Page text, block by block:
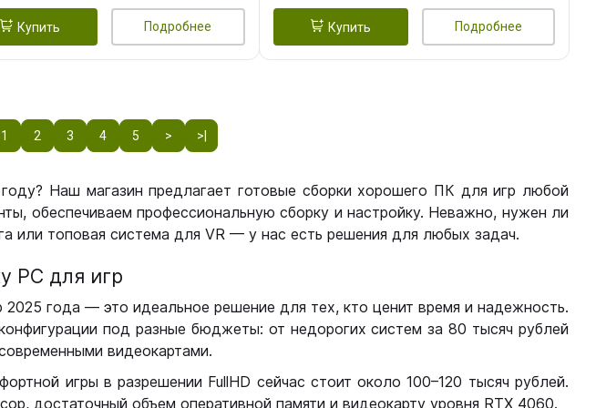
Купить Подробнее Купить Подробнее
1 2 3 4 5 > >|
Наш магазин предлагает готовые сборки хорошего ПК для игр любой
обеспечиваем профессиональную сборку и настройку. Неважно, нужен ли
или топовая система для VR — у нас есть решения для любых задач.
РС для игр
2025 года — это идеальное решение для тех, кто ценит время и надежность.
под разные бюджеты: от недорогих систем за 80 тысяч рублей
видеокартами.
игры в разрешении FullHD сейчас стоит около 100–120 тысяч рублей.
достаточный объем оперативной памяти и видеокарту уровня RTX 4060.